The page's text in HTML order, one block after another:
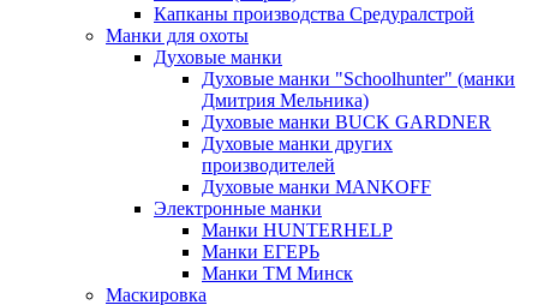
Капканы производства Средуралстрой
Манки для охоты
Духовые манки
Духовые манки "Schoolhunter" (манки
Дмитрия Мельника)
Духовые манки BUCK GARDNER
Духовые манки других
производителей
Духовые манки MANKOFF
Электронные манки
Манки HUNTERHELP
Манки ЕГЕРЬ
Манки ТМ Минск
Маскировка